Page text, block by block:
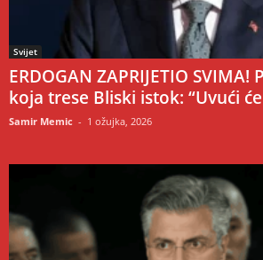
Svijet
ERDOGAN ZAPRIJETIO
koja trese Bliski istok: “Uvući
Samir Memic - 1 ožujka, 2026